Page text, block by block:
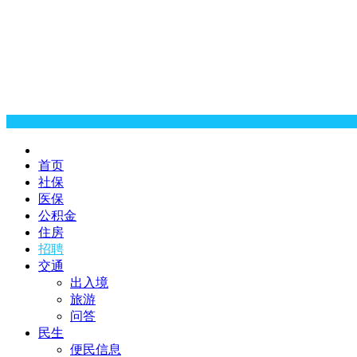
首页
社保
医保
公积金
住房
招聘
交通
出入境
旅游
问答
民生
便民信息